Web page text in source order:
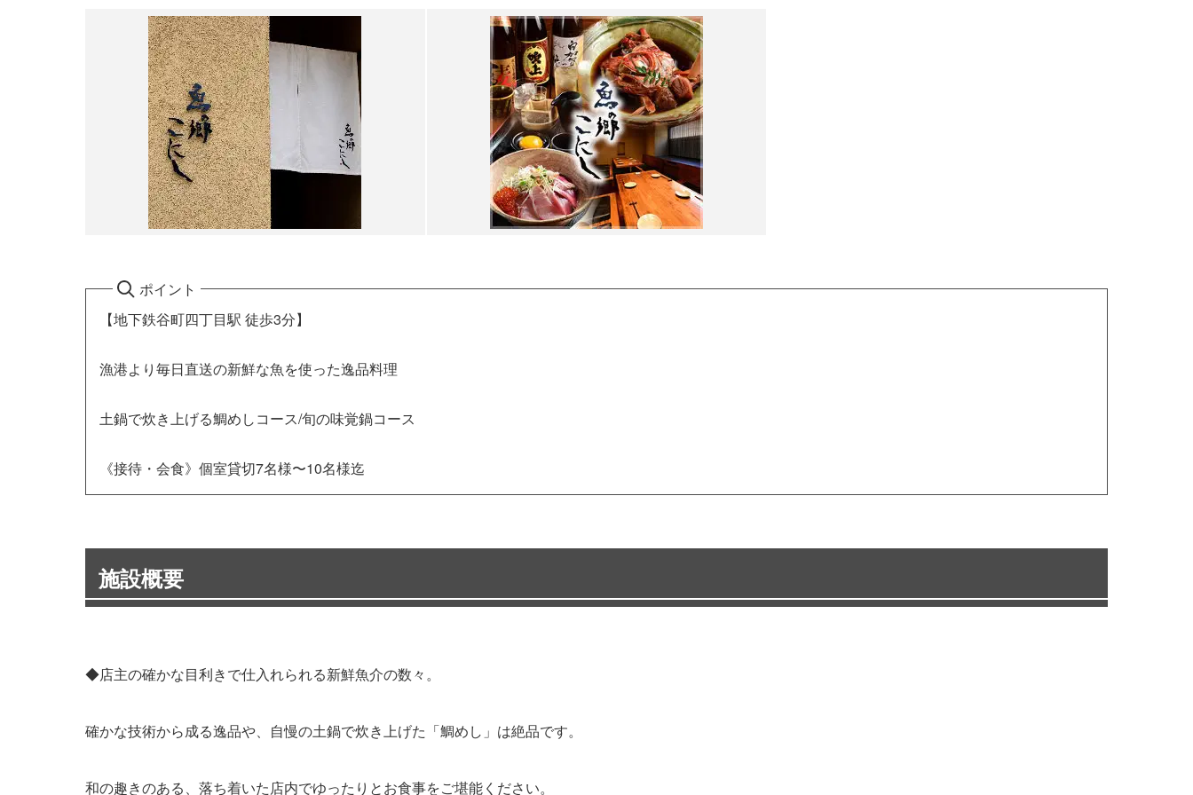
ポイント
【地下鉄谷町四丁目駅 徒歩3分】
漁港より毎日直送の新鮮な魚を使った逸品料理
土鍋で炊き上げる鯛めしコース/旬の味覚鍋コース
《接待・会食》個室貸切7名様〜10名様迄
施設概要
◆店主の確かな目利きで仕入れられる新鮮魚介の数々。
確かな技術から成る逸品や、自慢の土鍋で炊き上げた「鯛めし」は絶品です。
和の趣きのある、落ち着いた店内でゆったりとお食事をご堪能ください。